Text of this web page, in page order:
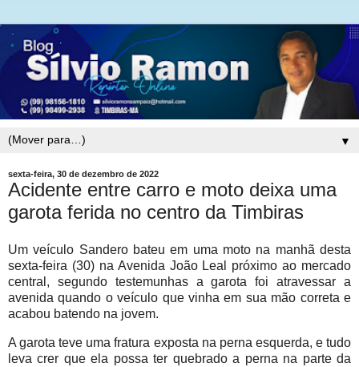
▼
sexta-feira, 30 de dezembro de 2022
Acidente entre carro e moto deixa uma
garota ferida no centro da Timbiras
Um veículo Sandero bateu em uma moto na manhã desta
sexta-feira (30) na Avenida João Leal próximo ao mercado
central, segundo testemunhas a garota foi atravessar a
avenida quando o veículo que vinha em sua mão correta e
acabou batendo na jovem.
A garota teve uma fratura exposta na perna esquerda, e tudo
leva crer que ela possa ter quebrado a perna na parte da